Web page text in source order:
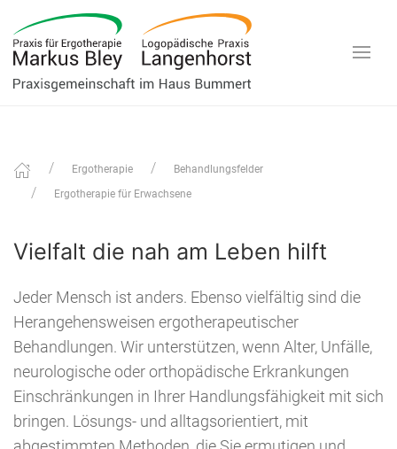
Ergotherapie
Behandlungsfelder
Ergotherapie für Erwachsene
Vielfalt die nah am Leben hilft
Jeder Mensch ist anders. Ebenso vielfältig sind die
Herangehensweisen ergotherapeutischer
Behandlungen. Wir unterstützen, wenn Alter, Unfälle,
neurologische oder orthopädische Erkrankungen
Einschränkungen in Ihrer Handlungsfähigkeit mit sich
bringen. Lösungs- und alltagsorientiert, mit